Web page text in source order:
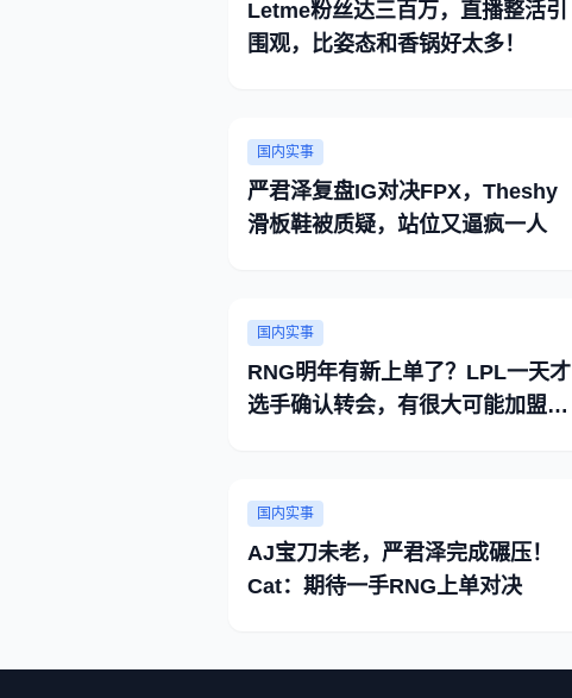
Letme粉丝达三百万，直播整活引
围观，比姿态和香锅好太多！
国内实事
严君泽复盘IG对决FPX，Theshy
滑板鞋被质疑，站位又逼疯一人
国内实事
RNG明年有新上单了？LPL一天才
选手确认转会，有很大可能加盟
国内实事
AJ宝刀未老，严君泽完成碾压！
Cat：期待一手RNG上单对决